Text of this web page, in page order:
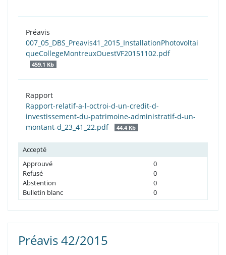
Préavis
007_05_DBS_Preavis41_2015_InstallationPhotovoltai
queCollegeMontreuxOuestVF20151102.pdf
459.1 Kb
Rapport
Rapport-relatif-a-l-octroi-d-un-credit-d-
investissement-du-patrimoine-administratif-d-un-
montant-d_23_41_22.pdf
44.4 Kb
Accepté
Approuvé
0
Refusé
0
Abstention
0
Bulletin blanc
0
Préavis 42/2015